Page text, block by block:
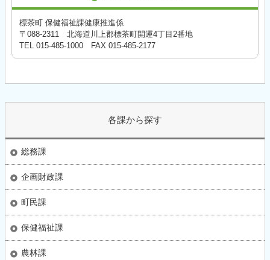
標茶町 保健福祉課健康推進係
〒088-2311 北海道川上郡標茶町開運4丁目2番地
TEL 015-485-1000 FAX 015-485-2177
各課から探す
総務課
企画財政課
町民課
保健福祉課
農林課